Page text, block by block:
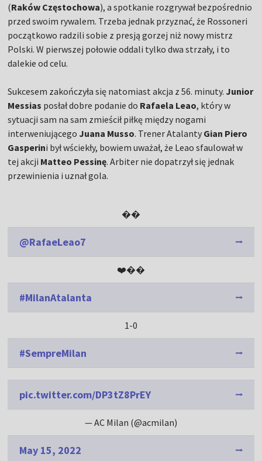
(Raków Częstochowa), a spotkanie rozgrywał bezpośrednio
przed swoim rywalem. Trzeba jednak przyznać, że Rossoneri
początkowo radzili sobie z presją gorzej niż nowy mistrz
Polski. W pierwszej połowie oddali tylko dwa strzały, i to
dalekie od celu.
Sukcesem zakończyła się natomiast akcja z 56. minuty. Junior
Messias posłał dobre podanie do Rafaela Leao, który w
sytuacji sam na sam zmieścił piłkę między nogami
interweniującego Juana Musso. Trener Atalanty Gian Piero
Gasperini był wściekły, bowiem uważał, że Leao sfaulował w
tej akcji Matteo Pessinę. Arbiter nie dopatrzył się jednak
przewinienia i uznał gola.
��
@RafaeLeao7
❤️��
#MilanAtalanta
1-0
#SempreMilan
pic.twitter.com/DP3tZ8PrEY
— AC Milan (@acmilan)
May 15, 2022